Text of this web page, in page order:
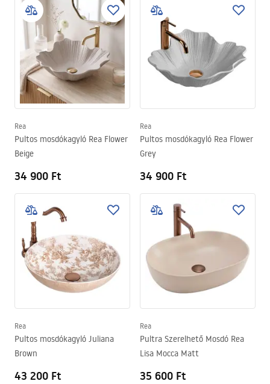
Rea
Pultos mosdókagyló Rea Flower
Beige
34 900 Ft
Rea
Pultos mosdókagyló Rea Flower
Grey
34 900 Ft
Rea
Pultos mosdókagyló Juliana
Brown
43 200 Ft
Rea
Pultra Szerelhető Mosdó Rea
Lisa Mocca Matt
35 600 Ft